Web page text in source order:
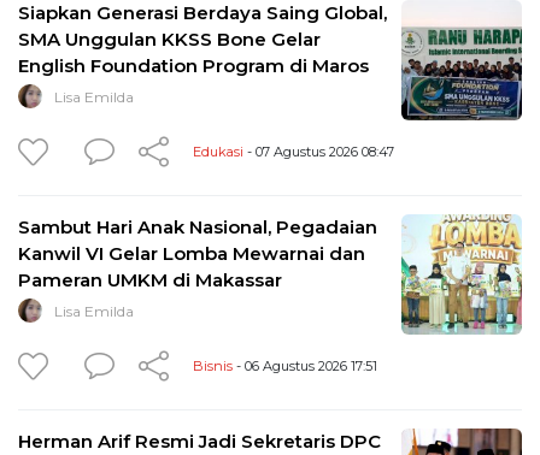
Siapkan Generasi Berdaya Saing Global,
SMA Unggulan KKSS Bone Gelar
English Foundation Program di Maros
Lisa Emilda
Edukasi - 07 Agustus 2026 08:47
Sambut Hari Anak Nasional, Pegadaian
Kanwil VI Gelar Lomba Mewarnai dan
Pameran UMKM di Makassar
Lisa Emilda
Bisnis - 06 Agustus 2026 17:51
Herman Arif Resmi Jadi Sekretaris DPC